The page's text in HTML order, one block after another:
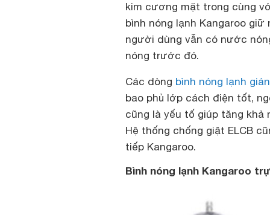
kim cương mặt trong cùng
bình nóng lạnh Kangaroo
người dùng vẫn có nước
nóng trước đó.
Các dòng bình nóng lạnh
bao phủ lớp cách điện tốt,
cũng là yếu tố giúp tăng khả
Hệ thống chống giật ELCB
tiếp Kangaroo.
Bình nóng lạnh Kangaroo